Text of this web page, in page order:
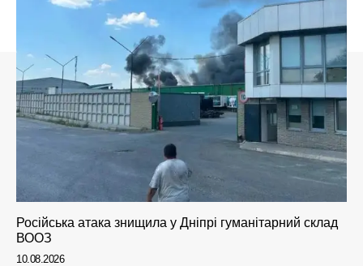
Російська атака знищила у Дніпрі гуманітарний склад
ВООЗ
10.08.2026